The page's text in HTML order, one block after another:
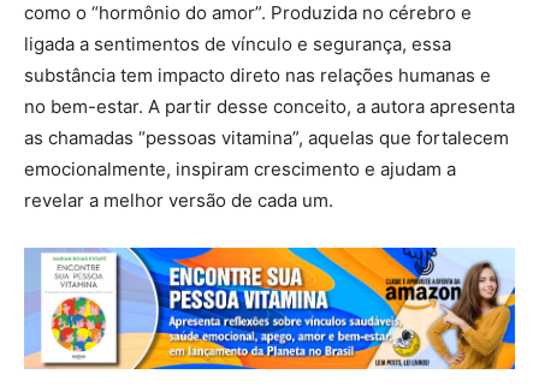
como o “hormônio do amor”. Produzida no cérebro e
ligada a sentimentos de vínculo e segurança, essa
substância tem impacto direto nas relações humanas e
no bem-estar. A partir desse conceito, a autora apresenta
as chamadas “pessoas vitamina”, aquelas que fortalecem
emocionalmente, inspiram crescimento e ajudam a
revelar a melhor versão de cada um.